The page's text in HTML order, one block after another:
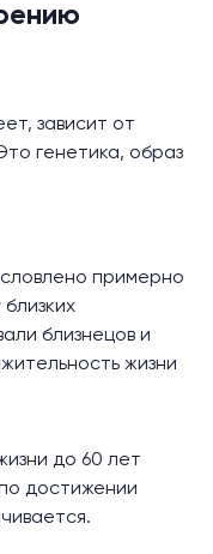
зависит от
генетика, образ
примерно
близнецов и
жизни
до 60 лет
достижении